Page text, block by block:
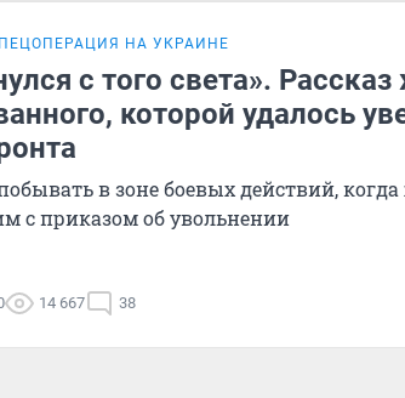
НА УКРАИНЕ
с того света».
которой удалось
в зоне боевых действий,
с приказом об увольнении
14 667 38